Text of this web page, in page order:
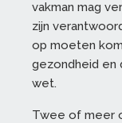
vakman mag
zijn
op moeten
gezondheid en
wet.
Twee of meer